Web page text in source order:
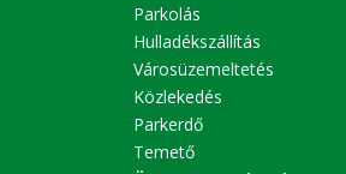
Parkolás
Hulladékszállítás
Városüzemeltetés
Közlekedés
Parkerdő
Temető